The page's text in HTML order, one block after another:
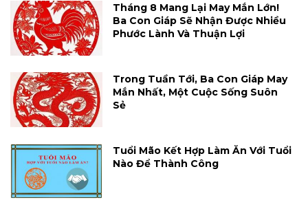
Tháng 8 Mang Lại May Mắn Lớn!
Ba Con Giáp Sẽ Nhận Được Nhiều
Phước Lành Và Thuận Lợi
Trong Tuần Tới, Ba Con Giáp May
Mắn Nhất, Một Cuộc Sống Suôn
Sẻ
Tuổi Mão Kết Hợp Làm Ăn Với Tuổi
Nào Để Thành Công